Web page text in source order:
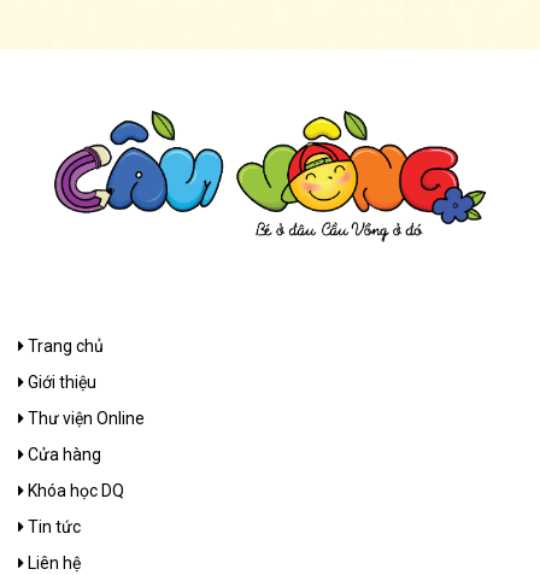
Trang chủ
Giới thiệu
Thư viện Online
Cửa hàng
Khóa học DQ
Tin tức
Liên hệ